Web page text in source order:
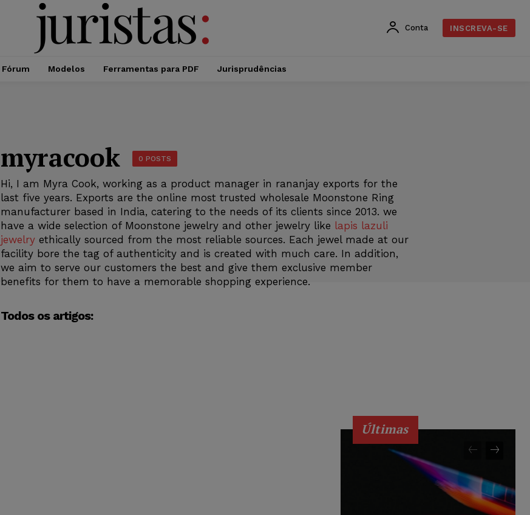
Conta INSCREVA-SE
Fórum Modelos Ferramentas para PDF Jurisprudências
myracook 0 POSTS
Hi, I am Myra Cook, working as a product manager in rananjay exports for the
last five years. Exports are the online most trusted wholesale Moonstone Ring
manufacturer based in India, catering to the needs of its clients since 2013. we
have a wide selection of Moonstone jewelry and other jewelry like lapis lazuli
jewelry ethically sourced from the most reliable sources. Each jewel made at our
facility bore the tag of authenticity and is created with much care. In addition,
we aim to serve our customers the best and give them exclusive member
benefits for them to have a memorable shopping experience.
Todos os artigos:
Últimas